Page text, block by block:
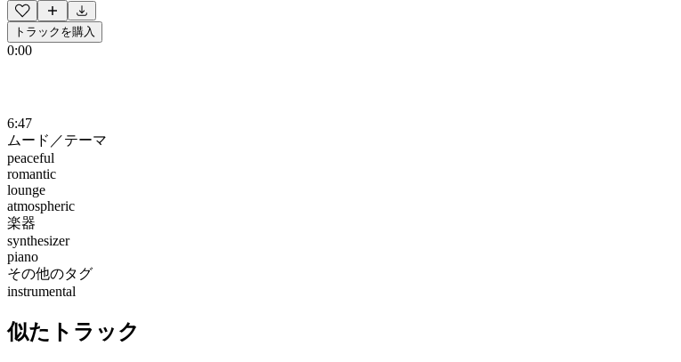
トラックを購入
0:00
6:47
ムード／テーマ
peaceful
romantic
lounge
atmospheric
楽器
synthesizer
piano
その他のタグ
instrumental
似たトラック